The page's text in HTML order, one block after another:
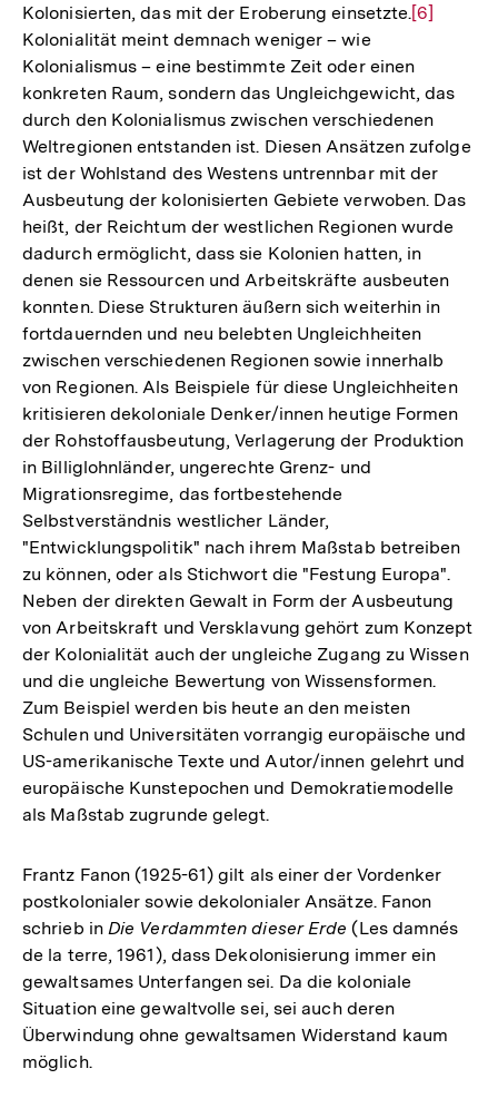
Kolonisierten, das mit der Eroberung einsetzte.Zur
der
Fußnote
[6]
Kolonialität meint demnach weniger – wie
Kolonialismus – eine bestimmte Zeit oder einen
konkreten Raum, sondern das Ungleichgewicht, das
durch den Kolonialismus zwischen verschiedenen
Weltregionen entstanden ist. Diesen Ansätzen zufolge
ist der Wohlstand des Westens untrennbar mit der
Ausbeutung der kolonisierten Gebiete verwoben. Das
heißt, der Reichtum der westlichen Regionen wurde
dadurch ermöglicht, dass sie Kolonien hatten, in
denen sie Ressourcen und Arbeitskräfte ausbeuten
konnten. Diese Strukturen äußern sich weiterhin in
fortdauernden und neu belebten Ungleichheiten
zwischen verschiedenen Regionen sowie innerhalb
von Regionen. Als Beispiele für diese Ungleichheiten
kritisieren dekoloniale Denker/innen heutige Formen
der Rohstoffausbeutung, Verlagerung der Produktion
in Billiglohnländer, ungerechte Grenz- und
Migrationsregime, das fortbestehende
Selbstverständnis westlicher Länder,
"Entwicklungspolitik" nach ihrem Maßstab betreiben
zu können, oder als Stichwort die "Festung Europa".
Neben der direkten Gewalt in Form der Ausbeutung
von Arbeitskraft und Versklavung gehört zum Konzept
der Kolonialität auch der ungleiche Zugang zu Wissen
und die ungleiche Bewertung von Wissensformen.
Zum Beispiel werden bis heute an den meisten
Schulen und Universitäten vorrangig europäische und
US-amerikanische Texte und Autor/innen gelehrt und
europäische Kunstepochen und Demokratiemodelle
als Maßstab zugrunde gelegt.
Frantz Fanon (1925-61) gilt als einer der Vordenker
postkolonialer sowie dekolonialer Ansätze. Fanon
schrieb in Die Verdammten dieser Erde (Les damnés
de la terre, 1961), dass Dekolonisierung immer ein
gewaltsames Unterfangen sei. Da die koloniale
Situation eine gewaltvolle sei, sei auch deren
Überwindung ohne gewaltsamen Widerstand kaum
möglich.